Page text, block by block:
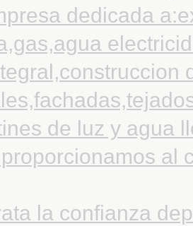
dedicada
de luz y agua
al
la confianza